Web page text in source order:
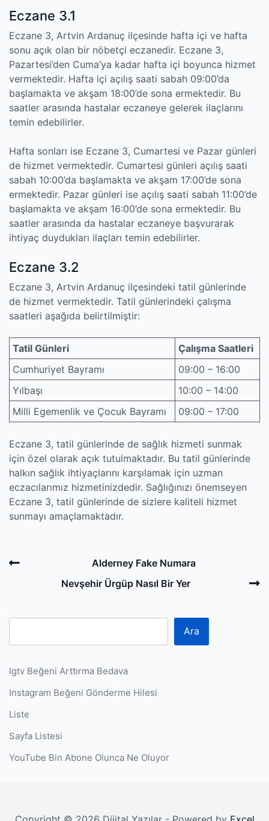
Eczane 3.1
Eczane 3, Artvin Ardanuç ilçesinde hafta içi ve hafta
sonu açık olan bir nöbetçi eczanedir. Eczane 3,
Pazartesi’den Cuma’ya kadar hafta içi boyunca hizmet
vermektedir. Hafta içi açılış saati sabah 09:00’da
başlamakta ve akşam 18:00’de sona ermektedir. Bu
saatler arasında hastalar eczaneye gelerek ilaçlarını
temin edebilirler.
Hafta sonları ise Eczane 3, Cumartesi ve Pazar günleri
de hizmet vermektedir. Cumartesi günleri açılış saati
sabah 10:00’da başlamakta ve akşam 17:00’de sona
ermektedir. Pazar günleri ise açılış saati sabah 11:00’de
başlamakta ve akşam 16:00’de sona ermektedir. Bu
saatler arasında da hastalar eczaneye başvurarak
ihtiyaç duydukları ilaçları temin edebilirler.
Eczane 3.2
Eczane 3, Artvin Ardanuç ilçesindeki tatil günlerinde
de hizmet vermektedir. Tatil günlerindeki çalışma
saatleri aşağıda belirtilmiştir:
Tatil Günleri
Çalışma Saatleri
Cumhuriyet Bayramı
09:00 – 16:00
Yılbaşı
10:00 – 14:00
Milli Egemenlik ve Çocuk Bayramı
09:00 – 17:00
Eczane 3, tatil günlerinde de sağlık hizmeti sunmak
için özel olarak açık tutulmaktadır. Bu tatil günlerinde
halkın sağlık ihtiyaçlarını karşılamak için uzman
eczacılarımız hizmetinizdedir. Sağlığınızı önemseyen
Eczane 3, tatil günlerinde de sizlere kaliteli hizmet
sunmayı amaçlamaktadır.
Post
navigation
Previous
Alderney Fake Numara
Nevşehir Ürgüp Nasıl Bir Yer
Ara
Igtv Beğeni Arttırma Bedava
Instagram Beğeni Gönderme Hilesi
Liste
Sayfa Listesi
YouTube Bin Abone Olunca Ne Oluyor